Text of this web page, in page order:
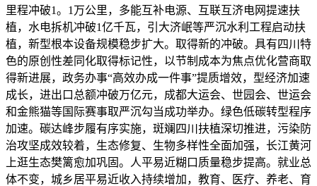
里程冲破1。1万公里，多能互补电源、互联互济电网提速扶
植，水电拆机冲破1亿千瓦，引大济岷等严沉水利工程启动扶
植，新型根本设备规模稳步扩大。取得新的冲破。具有四川特
色的原创性差同化取得标记性，以节制成本为焦点优化营商取
得新进展，政务办事“高效办成一件事”提质增效，型经济加速
成长，进出口总额冲破万亿元，成都大运会、世园会、世运会
和金熊猫等国际赛事取严沉勾当成功举办。绿色低碳转型程序
加速。碳达峰步履有序实施，斑斓四川扶植深切推进，污染防
治攻坚成效较着，生态修复、生物多样性全面加强，长江黄河
上逛生态樊篱愈加巩固。人平易近糊口质量稳步提高。就业总
体不变，城乡居平易近收入持续增加，教育、医疗、养老、育